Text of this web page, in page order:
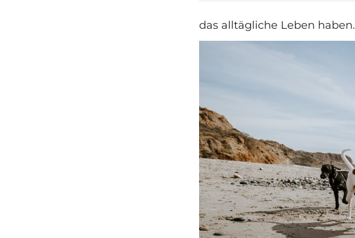
das alltägliche Leben haben.